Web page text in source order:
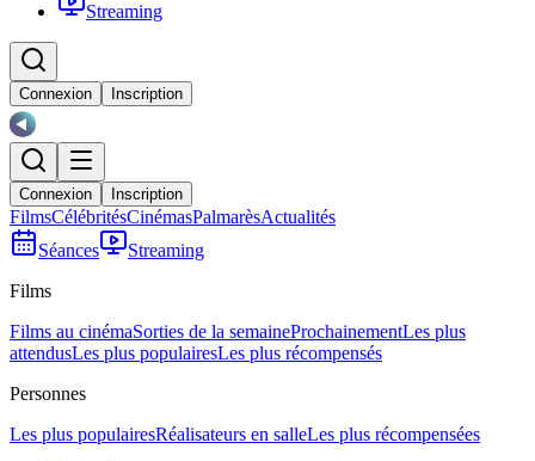
Streaming
Connexion Inscription
Connexion Inscription
FilmsCélébritésCinémasPalmarèsActualités
Séances
Streaming
Films
Films au cinémaSorties de la semaineProchainementLes plus
attendusLes plus populairesLes plus récompensés
Personnes
Les plus populairesRéalisateurs en salleLes plus récompensées